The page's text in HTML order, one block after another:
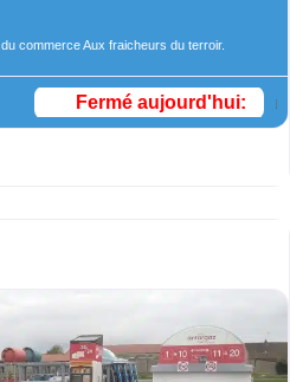
commerce Aux fraicheurs du terroir.
Fermé aujourd'hui: